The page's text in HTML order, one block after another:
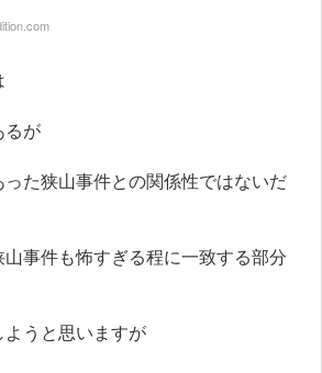
るが
た狭山事件との関係性ではないだ
事件も怖すぎる程に一致する部分
うと思いますが